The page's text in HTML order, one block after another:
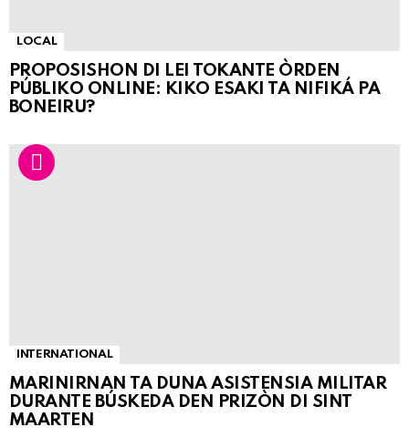
LOCAL
PROPOSISHON DI LEI TOKANTE ÒRDEN
PÚBLIKO ONLINE: KIKO ESAKI TA NIFIKÁ PA
BONEIRU?
INTERNATIONAL
MARINIRNAN TA DUNA ASISTENSIA MILITAR
DURANTE BÚSKEDA DEN PRIZÒN DI SINT
MAARTEN